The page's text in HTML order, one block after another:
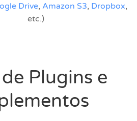
Drive, Amazon S3, Dropbox,
etc.)
Plugins e